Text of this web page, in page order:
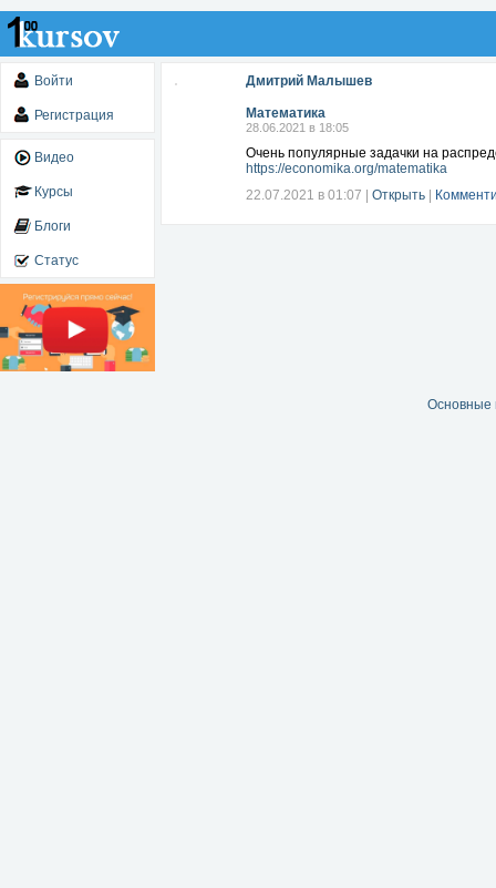
Войти
Регистрация
Видео
Курсы
Блоги
Статус
Дмитрий Малышев
Математика
28.06.2021 в 18:05
Очень популярные задачки на
https://economika.org/matematika
22.07.2021 в 01:07
Открыть
Основные